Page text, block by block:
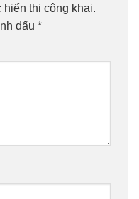
thị công khai.
dấu *